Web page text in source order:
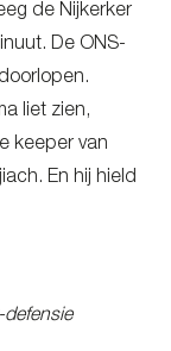
de Nijkerker
De ONS-
liet zien,
keeper van
En hij hield
defensie